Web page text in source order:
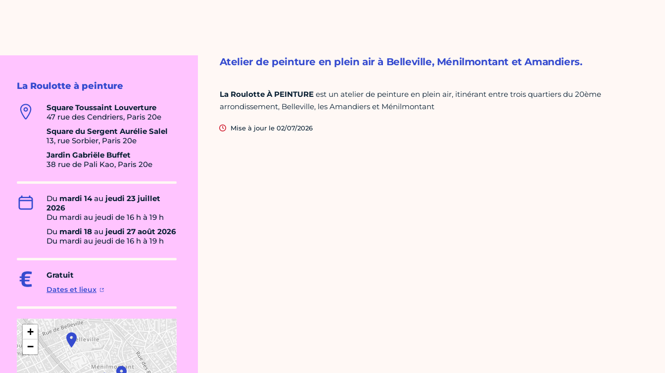
La Roulotte à peinture
Square Toussaint Louverture
47 rue des Cendriers, Paris 20e
Square du Sergent Aurélie Salel
13, rue Sorbier, Paris 20e
Jardin Gabriële Buffet
38 rue de Pali Kao, Paris 20e
Du mardi 14au jeudi 23 juillet
2026
Du mardi au jeudi de 16 h à 19 h
Du mardi 18 au jeudi 27 août 2026
Du mardi au jeudi de 16 h à 19 h
Gratuit
Dates et lieux
+
−
Atelier de peinture en plein air à Belleville, Ménilmontant et Amandiers.
La Roulotte À PEINTUREest un atelier de peinture en plein air, itinérant entre trois quartiers du 20ème
arrondissement, Belleville, les Amandiers et Ménilmontant
Mise à jour le 02/07/2026